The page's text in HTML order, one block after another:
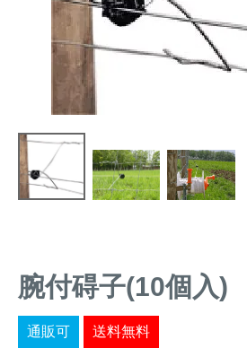
腕付碍子(10個入)
通販可 送料無料
トレイルカメラ
サーカメラ）
屋外防犯・監視カメ
（SDカード録画）
ICT・IoT機器
知・遠隔監視）
金網柵（ワイヤーメッシ
カ・サル等）
苗
対象動物から選ぶ